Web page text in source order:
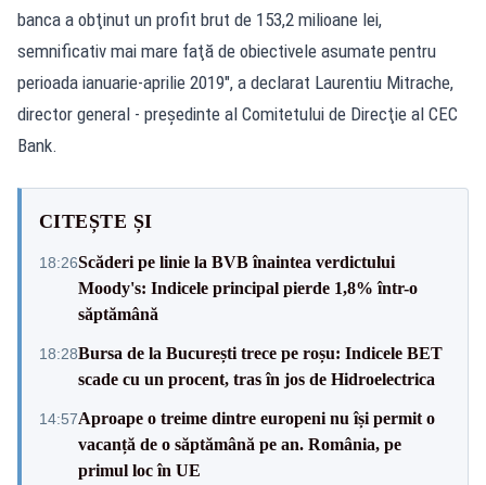
banca a obţinut un profit brut de 153,2 milioane lei,
semnificativ mai mare faţă de obiectivele asumate pentru
perioada ianuarie-aprilie 2019", a declarat Laurentiu Mitrache,
director general - preşedinte al Comitetului de Direcţie al CEC
Bank.
CITEȘTE ȘI
18:26Scăderi pe linie la BVB înaintea verdictului
Moody's: Indicele principal pierde 1,8% într-o
săptămână
18:28Bursa de la București trece pe roșu: Indicele BET
scade cu un procent, tras în jos de Hidroelectrica
14:57Aproape o treime dintre europeni nu își permit o
vacanță de o săptămână pe an. România, pe
primul loc în UE